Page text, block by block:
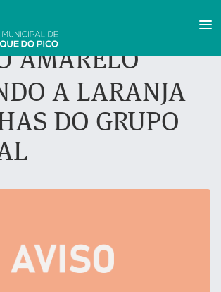
AMARELO
A LARANJA
DO GRUPO